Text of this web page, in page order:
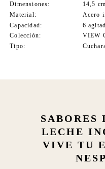
Dimensiones
14,5
Material
Acero
Capacidad
6
Colección
VIEW
Tipo
SABORES
LECHE
VIVE TU